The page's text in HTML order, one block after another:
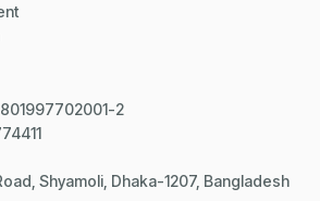
2
Shyamoli, Dhaka-1207, Bangladesh